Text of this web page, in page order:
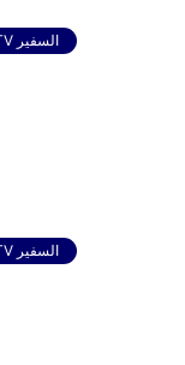
السفير TV
السفير TV